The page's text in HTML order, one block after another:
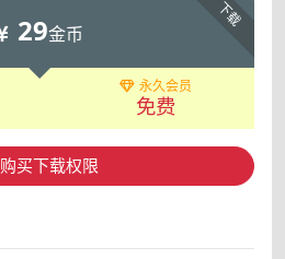
下载
29金币
永久会员
免费
购买下载权限